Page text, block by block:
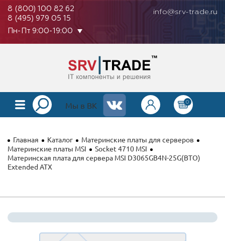
8 (800) 100 82 62
8 (495) 979 05 15
info@srv-trade.ru
Пн-Пт 9:00-19:00
КАТАЛОГ
ОПЛАТА
АКЦИИ
Мы в ВК 0
Главная Каталог
Материнские платы для серверов
Материнские платы MSI
Socket 4710 MSI
Материнская плата для сервера MSI D3065GB4N-25G(BTO)
Extended ATX